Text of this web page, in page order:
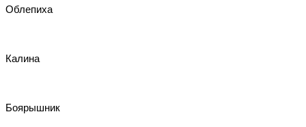
Облепиха
Калина
Боярышник